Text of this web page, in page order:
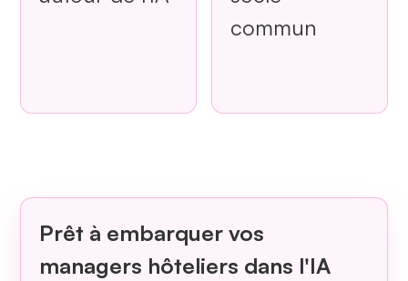
commun
Prêt à embarquer vos
managers hôteliers dans l'IA